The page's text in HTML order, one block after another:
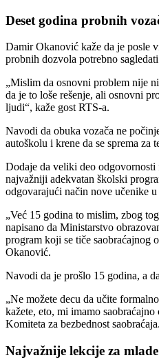
Deset godina probnih
Damir Okanović kaže da je posle
probnih dozvola potrebno
„Mislim da osnovni problem nije
da je to loše rešenje, ali osnovni
ljudi“, kaže gost RTS-a.
Navodi da obuka vozača ne
autoškolu i krene da se sprema za
Dodaje da veliki deo
najvažniji adekvatan školski
odgovarajući način nove učenike u
„Već 15 godina to mislim, zbog
napisano da Ministarstvo
program koji se tiče saobraćajnog
Okanović.
Navodi da je prošlo 15 godina, a
„Ne možete decu da učite
kažete, eto, mi imamo
Komiteta za bezbednost saobraćaja.
Najvažnije lekcije za